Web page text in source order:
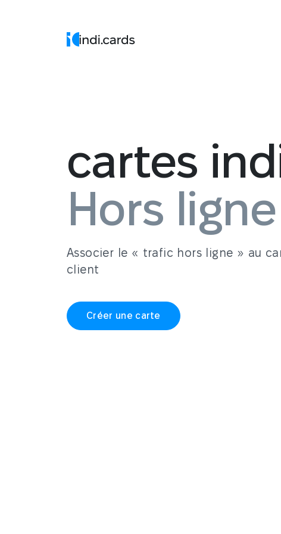
cartes
Hors ligne
Associer le « trafic hors ligne » au
client
Créer une carte